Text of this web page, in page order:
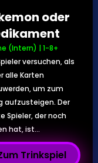
oder
(Intern) | 1-8+
versuchen, als
alle Karten
um zum
aufzusteigen. Der
Spieler, der noch
hat, ist...
Trinkspiel